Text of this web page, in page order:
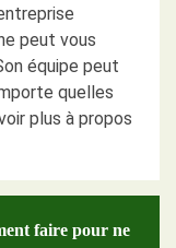
peut vous
équipe peut
quelles
plus à propos
faire pour ne